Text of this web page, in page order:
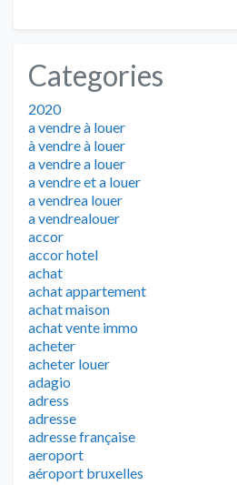
Categories
2020
a vendre à louer
à vendre à louer
a vendre a louer
a vendre et a louer
a vendrea louer
a vendrealouer
accor
accor hotel
achat
achat appartement
achat maison
achat vente immo
acheter
acheter louer
adagio
adress
adresse
adresse française
aeroport
aéroport bruxelles